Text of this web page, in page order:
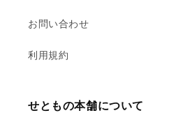
お問い合わせ
利用規約
せともの本舗について